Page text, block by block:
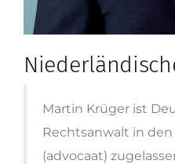
Martin Krüger ist
Rechtsanwalt in
(advocaat)